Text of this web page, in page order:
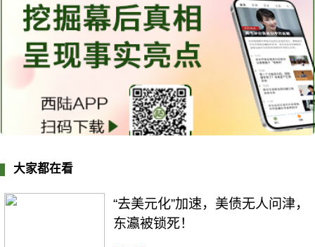
大家都在看
“去美元化”加速，美债无人问津，
东瀛被锁死！